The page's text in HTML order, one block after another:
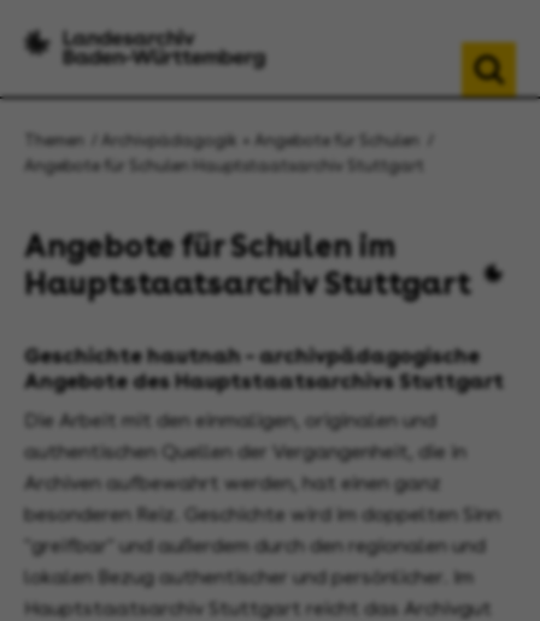
Themen
Archivpädagogik + Angebote für Schulen
Angebote für Schulen Hauptstaatsarchiv Stuttgart
Angebote für Schulen im
Hauptstaatsarchiv Stuttgart
Geschichte hautnah – archivpädagogische
Angebote des Hauptstaatsarchivs Stuttgart
Die Arbeit mit den einmaligen, originalen und
authentischen Quellen der Vergangenheit, die in
Archiven aufbewahrt werden, hat einen ganz
besonderen Reiz. Geschichte wird im doppelten Sinn
"greifbar" und außerdem durch den regionalen und
lokalen Bezug authentischer und persönlicher. Im
Hauptstaatsarchiv Stuttgart reicht das Archivgut